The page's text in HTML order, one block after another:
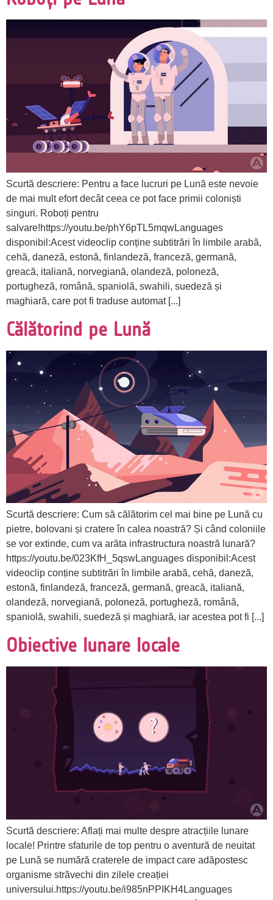
Scurtă descriere: Pentru a face lucruri pe Lună este nevoie
de mai mult efort decât ceea ce pot face primii coloniști
singuri. Roboți pentru
salvare!https://youtu.be/phY6pTL5mqwLanguages
disponibil:Acest videoclip conține subtitrări în limbile arabă,
cehă, daneză, estonă, finlandeză, franceză, germană,
greacă, italiană, norvegiană, olandeză, poloneză,
portugheză, română, spaniolă, swahili, suedeză și
maghiară, care pot fi traduse automat [...]
Călătorind pe Lună
Scurtă descriere: Cum să călătorim cel mai bine pe Lună cu
pietre, bolovani și cratere în calea noastră? Și când coloniile
se vor extinde, cum va arăta infrastructura noastră lunară?
https://youtu.be/023KfH_5qswLanguages disponibil:Acest
videoclip conține subtitrări în limbile arabă, cehă, daneză,
estonă, finlandeză, franceză, germană, greacă, italiană,
olandeză, norvegiană, poloneză, portugheză, română,
spaniolă, swahili, suedeză și maghiară, iar acestea pot fi [...]
Obiective lunare locale
Scurtă descriere: Aflați mai multe despre atracțiile lunare
locale! Printre sfaturile de top pentru o aventură de neuitat
pe Lună se numără craterele de impact care adăpostesc
organisme străvechi din zilele creației
universului.https://youtu.be/i985nPPIKH4Languages